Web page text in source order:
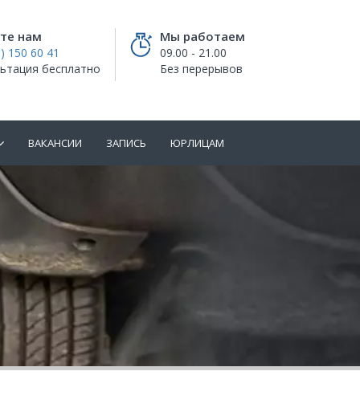
нам
150 60 41
бесплатно
Мы работаем
09.00 - 21.00
Без перерывов
ВАКАНСИИ ЗАПИСЬ ЮРЛИЦАМ